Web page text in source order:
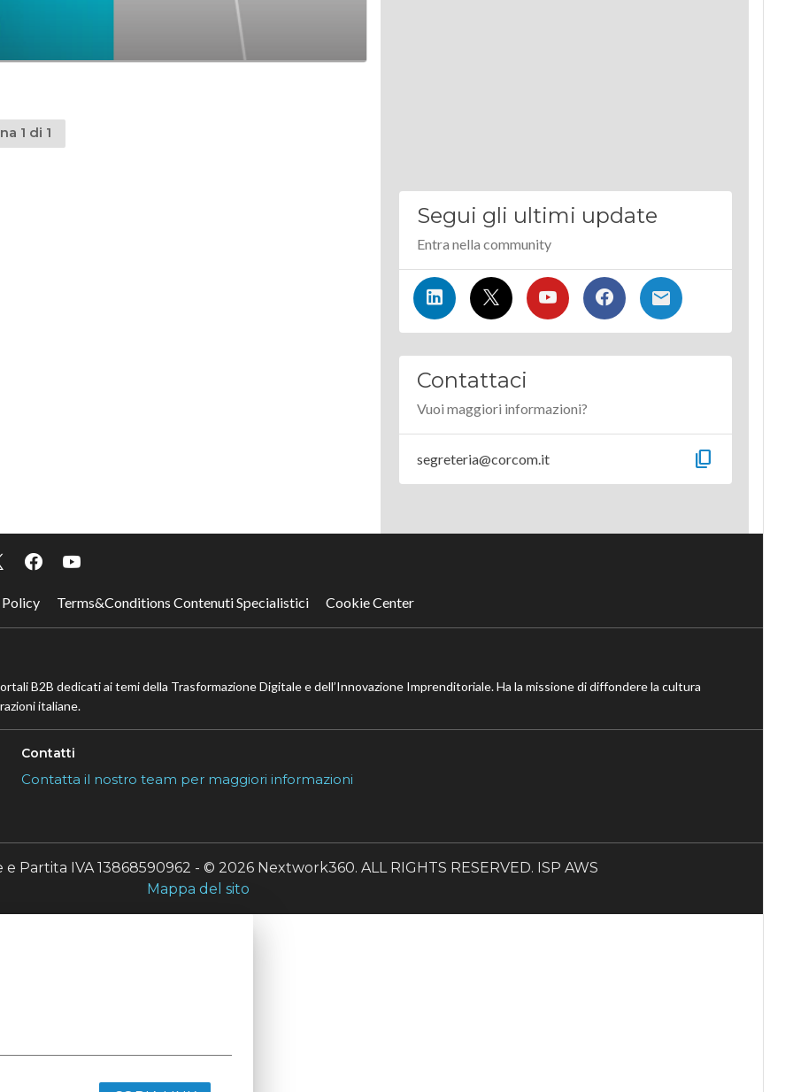
1 di 1
Segui gli ultimi update
Entra nella community
Contattaci
Vuoi maggiori informazioni?
segreteria@corcom.it content_copy
Terms&Conditions Contenuti Specialistici Cookie Center
B2B dedicati ai temi della Trasformazione Digitale e dell’Innovazione Imprenditoriale. Ha la missione di diffondere la cultura
italiane.
Contatti
Contatta il nostro team per maggiori informazioni
Partita IVA 13868590962 - © 2026 Nextwork360. ALL RIGHTS RESERVED. ISP AWS
Mappa del sito